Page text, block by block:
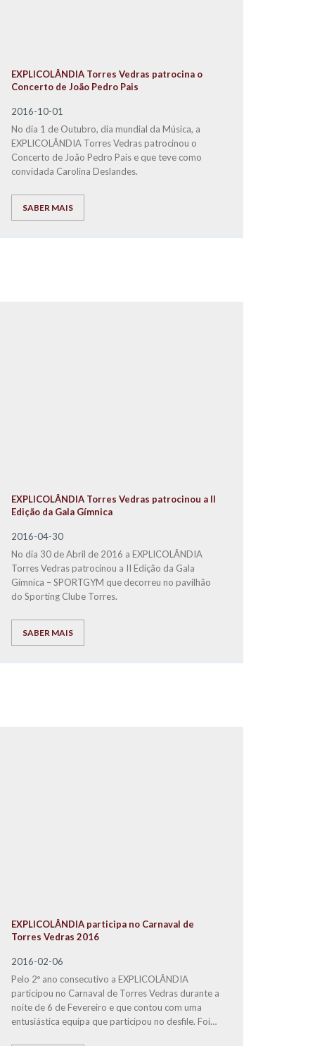
EXPLICOLÂNDIA Torres Vedras patrocina o
Concerto de João Pedro Pais
2016-10-01
No dia 1 de Outubro, dia mundial da Música, a
EXPLICOLÂNDIA Torres Vedras patrocinou o
Concerto de João Pedro Pais e que teve como
convidada Carolina Deslandes.
SABER MAIS
EXPLICOLÂNDIA Torres Vedras patrocinou a II
Edição da Gala Gímnica
2016-04-30
No dia 30 de Abril de 2016 a EXPLICOLÂNDIA
Torres Vedras patrocinou a II Edição da Gala
Gímnica – SPORTGYM que decorreu no pavilhão
do Sporting Clube Torres.
SABER MAIS
EXPLICOLÂNDIA participa no Carnaval de
Torres Vedras 2016
2016-02-06
Pelo 2º ano consecutivo a EXPLICOLÂNDIA
participou no Carnaval de Torres Vedras durante a
noite de 6 de Fevereiro e que contou com uma
entusiástica equipa que participou no desfile. Foi